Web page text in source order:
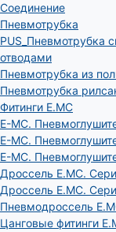
Соединение
Пневмотрубка
PUS_Пневмотрубка
отводами
Пневмотрубка из
Пневмотрубка
Фитинги E.MC
E-MC.
E-MC.
E-MC.
Дроссель E.MC.
Дроссель E.MC.
Пневмодроссель
Цанговые фитинги